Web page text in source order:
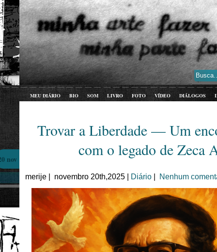
MEU DIÁRIO BIO SOM LIVRO FOTO VÍDEO DIÁLOGOS
Trovar a Liberdade — Um
com o legado de Zeca
nov
merije | novembro 20th,2025 | Diário Nenhum